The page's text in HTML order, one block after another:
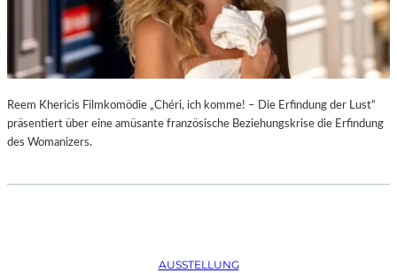
L
E
R
T
E
R
Reem Khericis Filmkomödie „Chéri, ich komme! – Die Erfindung der Lust“
präsentiert über eine amüsante französische Beziehungskrise die Erfindung
des Womanizers.
AUSSTELLUNG